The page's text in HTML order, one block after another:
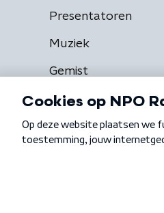
Presentatoren
Muziek
Gemist
Algemene voorwaarden